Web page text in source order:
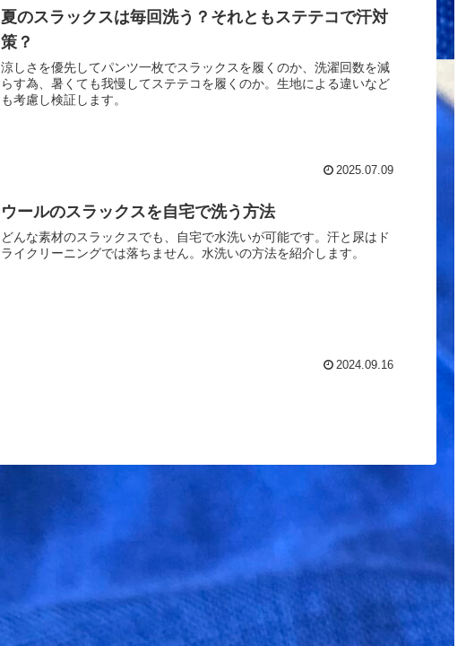
夏のスラックスは毎回洗う？それともステテコで汗対
策？
涼しさを優先してパンツ一枚でスラックスを履くのか、洗濯回数を減
らす為、暑くても我慢してステテコを履くのか。生地による違いなど
も考慮し検証します。
2025.07.09
ウールのスラックスを自宅で洗う方法
どんな素材のスラックスでも、自宅で水洗いが可能です。汗と尿はド
ライクリーニングでは落ちません。水洗いの方法を紹介します。
2024.09.16